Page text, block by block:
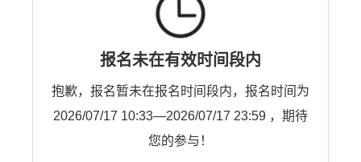
报名未在有效时间段内
抱歉，报名暂未在报名时间段内，报名时间为
2026/07/17 10:33—2026/07/17 23:59 ，期待
您的参与！